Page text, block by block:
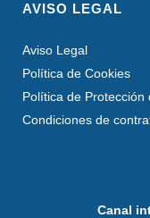
AVISO LEGAL
Aviso Legal
Política de Cookies
Política de Protección
Condiciones de
Canal